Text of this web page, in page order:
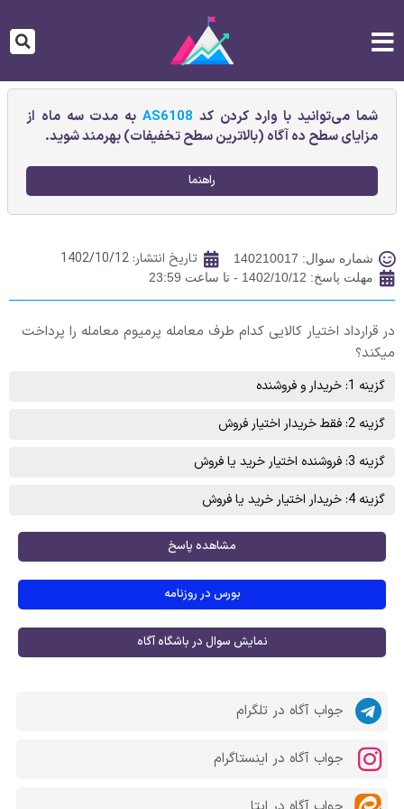
شما می‌توانید با وارد کردن کد AS6108به مدت سه ماه از
مزایای سطح ده آگاه (بالاترین سطح تخفیفات) بهرمند شوید.
راهنما
شماره سوال: 140210017 تاریخ انتشار: 1402/10/12
مهلت پاسخ: 1402/10/12 - تا ساعت 23:59
در قرارداد اختیار کالایی کدام طرف معامله پرمیوم معامله را پرداخت
میکند؟
گزینه 1: خریدار و فروشنده
گزینه 2: فقط خریدار اختیار فروش
گزینه 3: فروشنده اختیار خرید یا فروش
گزینه 4: خریدار اختیار خرید یا فروش
مشاهده پاسخ
بورس در روزنامه
نمایش سوال در باشگاه آگاه
جواب آگاه در تلگرام
جواب آگاه در اینستاگرام